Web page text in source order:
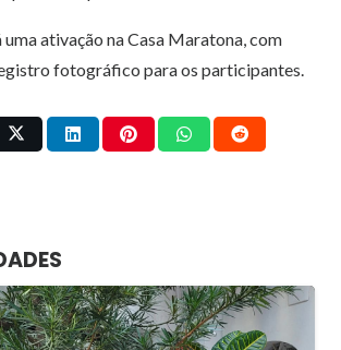
ativação na Casa Maratona, com
fotográfico para os participantes.